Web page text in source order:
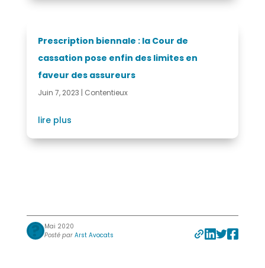
Prescription biennale : la Cour de
cassation pose enfin des limites en
faveur des assureurs
Juin 7, 2023 | Contentieux
lire plus
Mai 2020
Posté par Arst Avocats